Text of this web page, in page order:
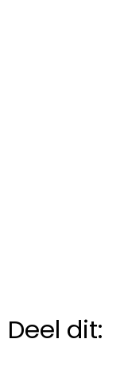
Deel dit: